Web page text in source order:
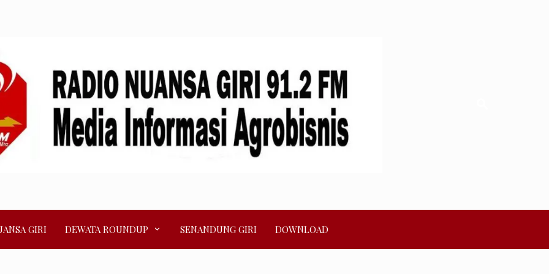
GIRI DEWATA ROUNDUP SENANDUNG GIRI DOWNLOAD